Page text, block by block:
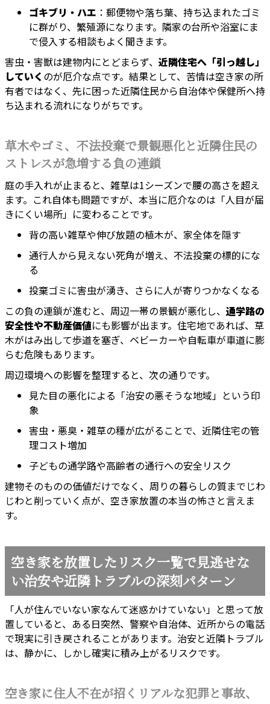
ゴキブリ・ハエ ：郵便物や落ち葉、持ち込まれたゴミ
に群がり、繁殖源になります。隣家の台所や浴室にま
で侵入する相談もよく聞きます。
害虫・害獣は建物内にとどまらず、 近隣住宅へ「引っ越し」
していく のが厄介な点です。結果として、苦情は空き家の所
有者ではなく、先に困った近隣住民から自治体や保健所へ持
ち込まれる流れになりがちです。
草木やゴミ、不法投棄で景観悪化と近隣住民の
ストレスが急増する負の連鎖
庭の手入れが止まると、雑草は1シーズンで腰の高さを超え
ます。これ自体も問題ですが、本当に厄介なのは「人目が届
きにくい場所」に変わることです。
背の高い雑草や伸び放題の植木が、家全体を隠す
通行人から見えない死角が増え、不法投棄の標的にな
る
投棄ゴミに害虫が湧き、さらに人が寄りつかなくなる
この負の連鎖が進むと、周辺一帯の景観が悪化し、 通学路の
安全性や不動産価値にも影響が出ます。住宅地であれば、草
木がはみ出して歩道を塞ぎ、ベビーカーや自転車が車道に膨
らむ危険もあります。
周辺環境への影響を整理すると、次の通りです。
見た目の悪化による「治安の悪そうな地域」という印
象
害虫・悪臭・雑草の種が広がることで、近隣住宅の管
理コスト増加
子どもの通学路や高齢者の通行への安全リスク
建物そのものの価値だけでなく、周りの暮らしの質までじわ
じわと削っていく点が、空き家放置の本当の怖さと言えま
す。
空き家を放置したリスク一覧で見逃せな
い治安や近隣トラブルの深刻パターン
「人が住んでいない家なんて迷惑かけていない」と思って放
置していると、ある日突然、警察や自治体、近所からの電話
で現実に引き戻されることがあります。治安と近隣トラブル
は、静かに、しかし確実に積み上がるリスクです。
空き家に住人不在が招くリアルな犯罪と事故、